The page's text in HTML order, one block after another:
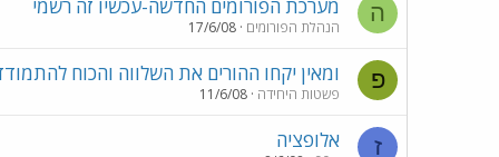
ה מערכת הפורומים החדשה-עכשיו זה רשמי
הנהלת הפורומים 17/6/08
פ ומאין יקחו ההורים את השלווה והכוח
פשטות היחידה 11/6/08
ז אלופציה